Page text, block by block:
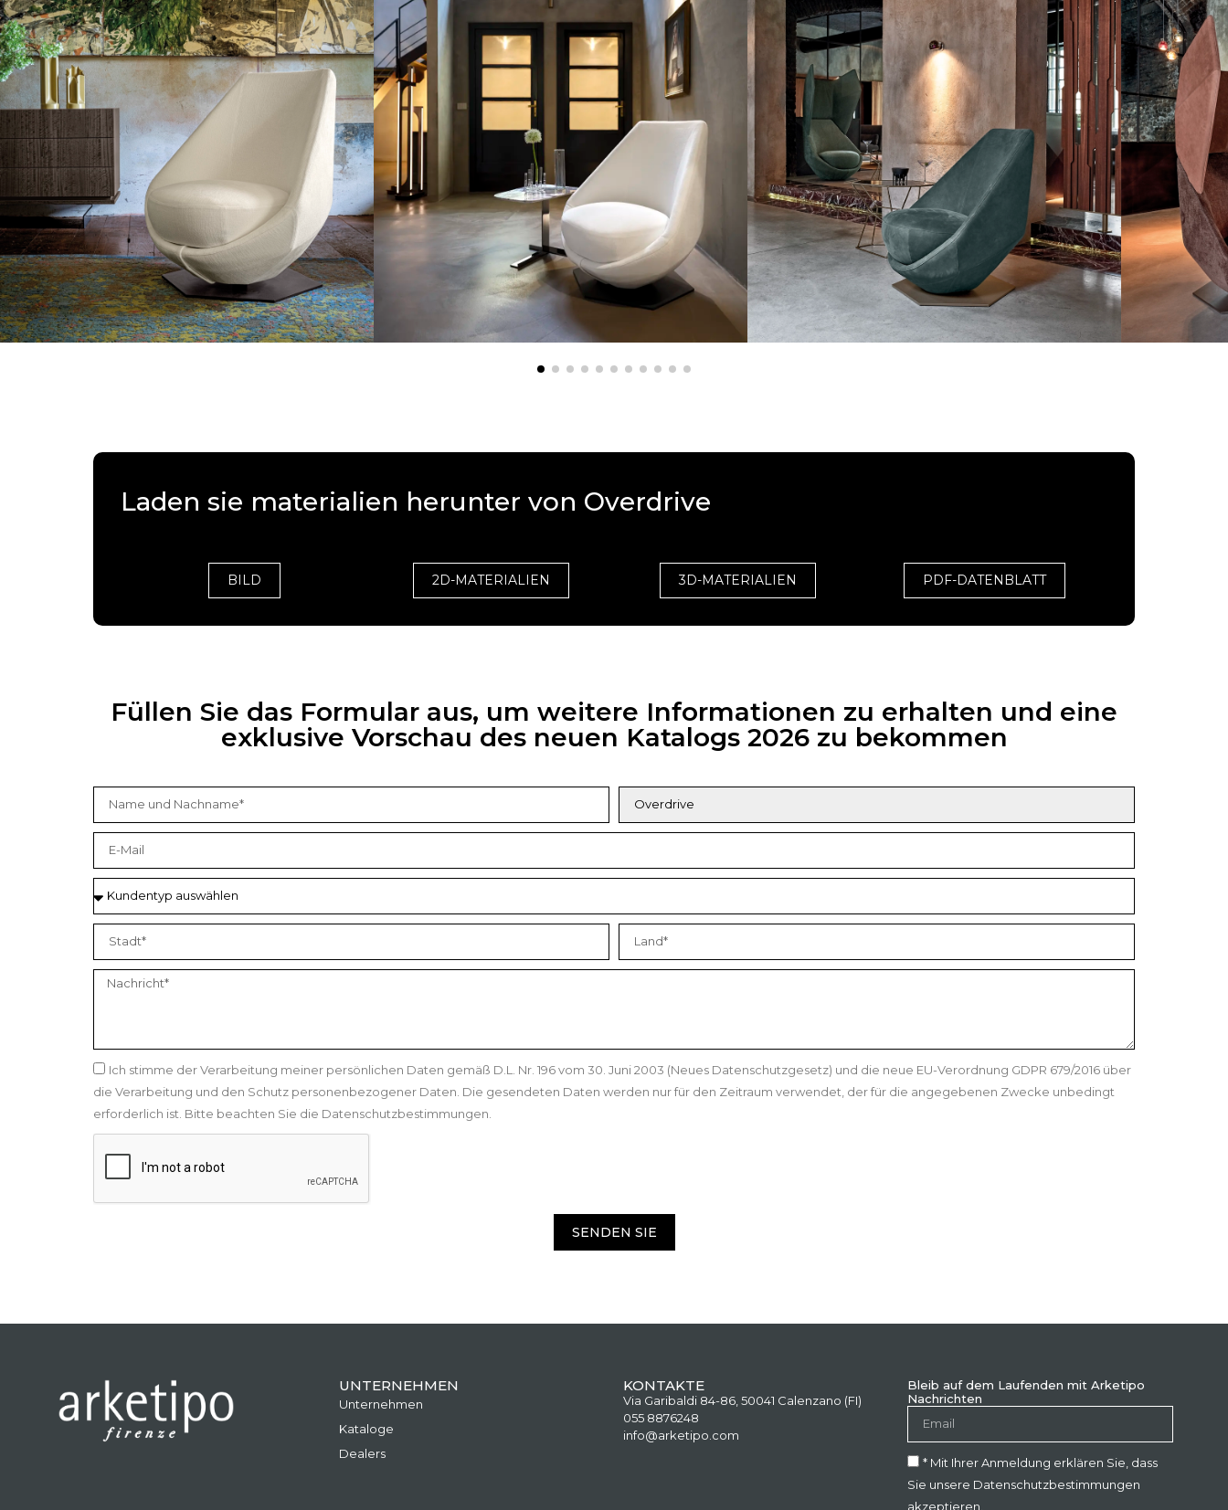
Laden sie materialien herunter von Overdrive
BILD 2D-MATERIALIEN 3D-MATERIALIEN PDF-DATENBLATT
Füllen Sie das Formular aus, um weitere Informationen zu erhalten und eine
exklusive Vorschau des neuen Katalogs 2026 zu bekommen
Ich stimme der Verarbeitung meiner persönlichen Daten gemäß D.L. Nr. 196 vom 30. Juni 2003 (Neues Datenschutzgesetz) und die neue EU-Verordnung GDPR 679/2016 über
die Verarbeitung und den Schutz personenbezogener Daten. Die gesendeten Daten werden nur für den Zeitraum verwendet, der für die angegebenen Zwecke unbedingt
erforderlich ist. Bitte beachten Sie die Datenschutzbestimmungen.
SENDEN SIE
UNTERNEHMEN
Unternehmen
Kataloge
Dealers
KONTAKTE
Via Garibaldi 84-86, 50041 Calenzano (FI)
055 8876248
info@arketipo.com
Bleib auf dem Laufenden mit Arketipo
Nachrichten
* Mit Ihrer Anmeldung erklären Sie, dass
Sie unsere Datenschutzbestimmungen
akzeptieren.